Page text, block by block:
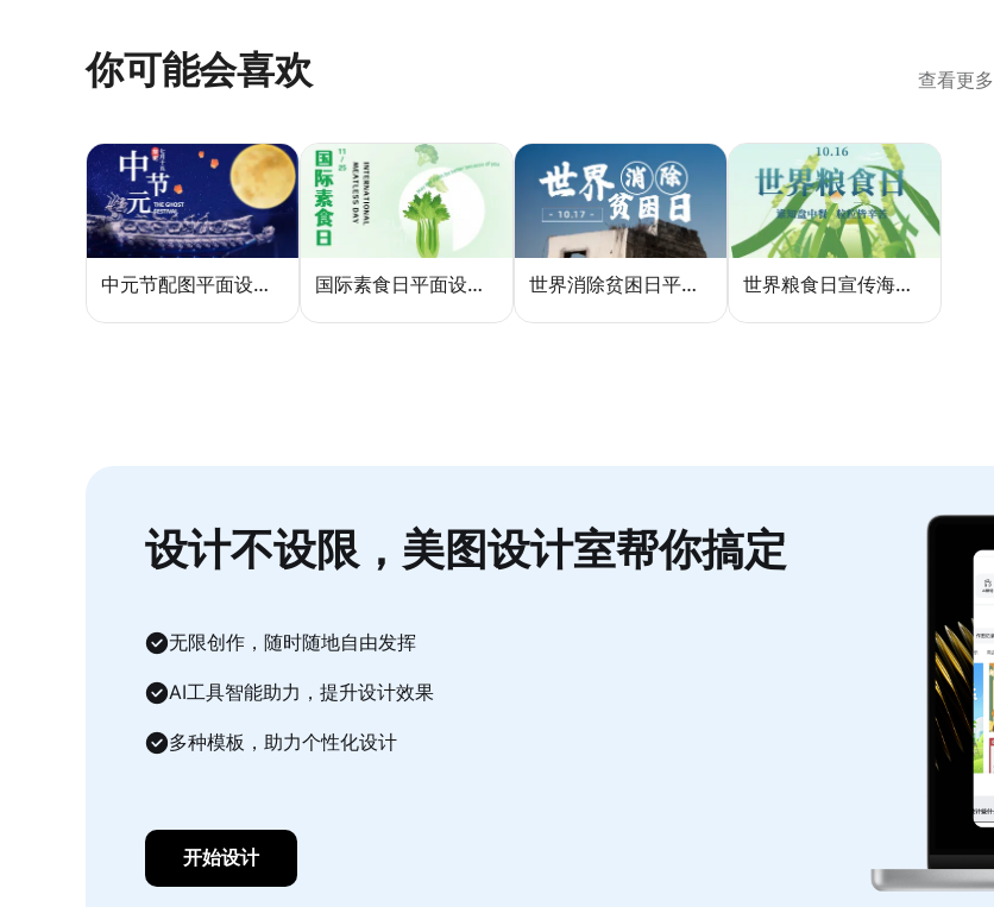
你可能会喜欢 查看更多
中元节配图平面设计怎么做？5种风格模板轻松搞定节日氛围 国际素食日平面设计总像养生广告？三个思路让它变酷 世界消除贫困日平面设计：用视觉语言传递尊严与温度 世界粮食日宣传海报：用设计传递"粮"心，让每一粒米都有声音
设计不设限，美图设计室帮你搞定
无限创作，随时随地自由发挥
AI工具智能助力，提升设计效果
多种模板，助力个性化设计
开始设计